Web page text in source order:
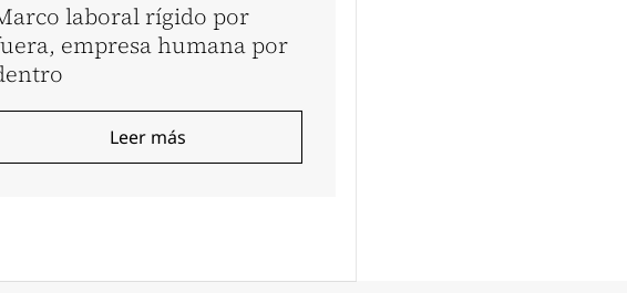
laboral rígido por
empresa humana por
Leer más